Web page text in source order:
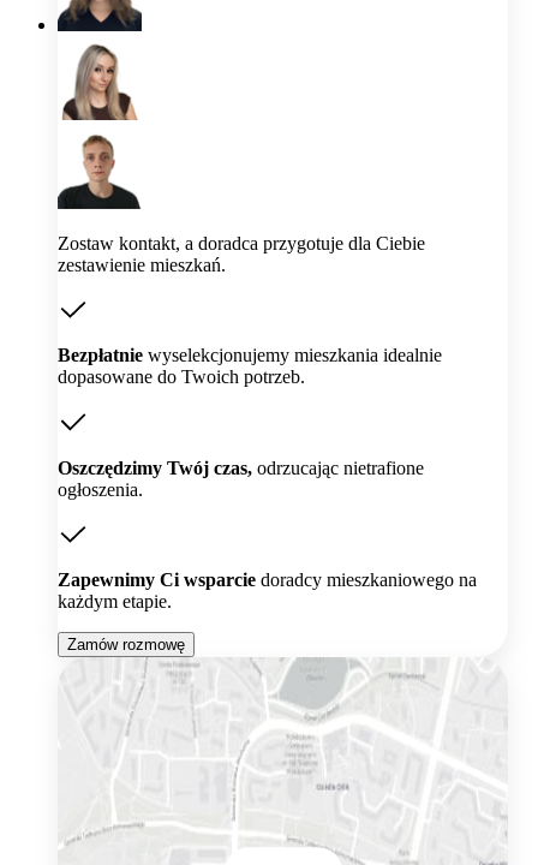
Zostaw kontakt, a doradca przygotuje dla Ciebie
zestawienie mieszkań.
Bezpłatnie wyselekcjonujemy mieszkania idealnie
dopasowane do Twoich potrzeb.
Oszczędzimy Twój czas, odrzucając nietrafione
ogłoszenia.
Zapewnimy Ci wsparcie doradcy mieszkaniowego na
każdym etapie.
Zamów rozmowę